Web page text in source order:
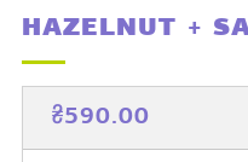
HAZELNUT +
ЗВИЧАЙНА
ЦІНА
₴590.00